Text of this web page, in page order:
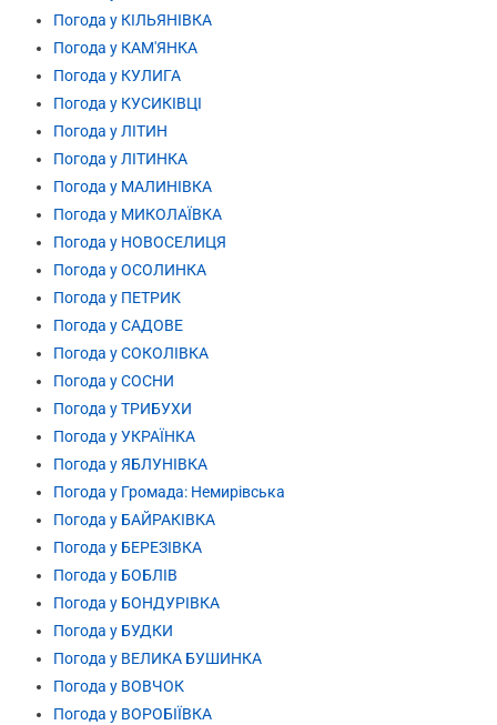
Погода у КІЛЬЯНІВКА
Погода у КАМ'ЯНКА
Погода у КУЛИГА
Погода у КУСИКІВЦІ
Погода у ЛІТИН
Погода у ЛІТИНКА
Погода у МАЛИНІВКА
Погода у МИКОЛАЇВКА
Погода у НОВОСЕЛИЦЯ
Погода у ОСОЛИНКА
Погода у ПЕТРИК
Погода у САДОВЕ
Погода у СОКОЛІВКА
Погода у СОСНИ
Погода у ТРИБУХИ
Погода у УКРАЇНКА
Погода у ЯБЛУНІВКА
Погода у Громада: Немирівська
Погода у БАЙРАКІВКА
Погода у БЕРЕЗІВКА
Погода у БОБЛІВ
Погода у БОНДУРІВКА
Погода у БУДКИ
Погода у ВЕЛИКА БУШИНКА
Погода у ВОВЧОК
Погода у ВОРОБІЇВКА